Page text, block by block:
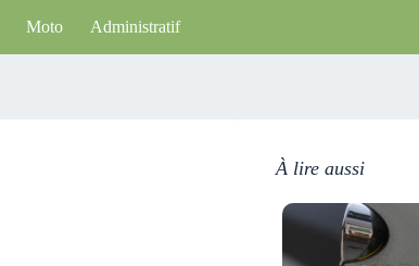
Moto Administratif
À lire aussi